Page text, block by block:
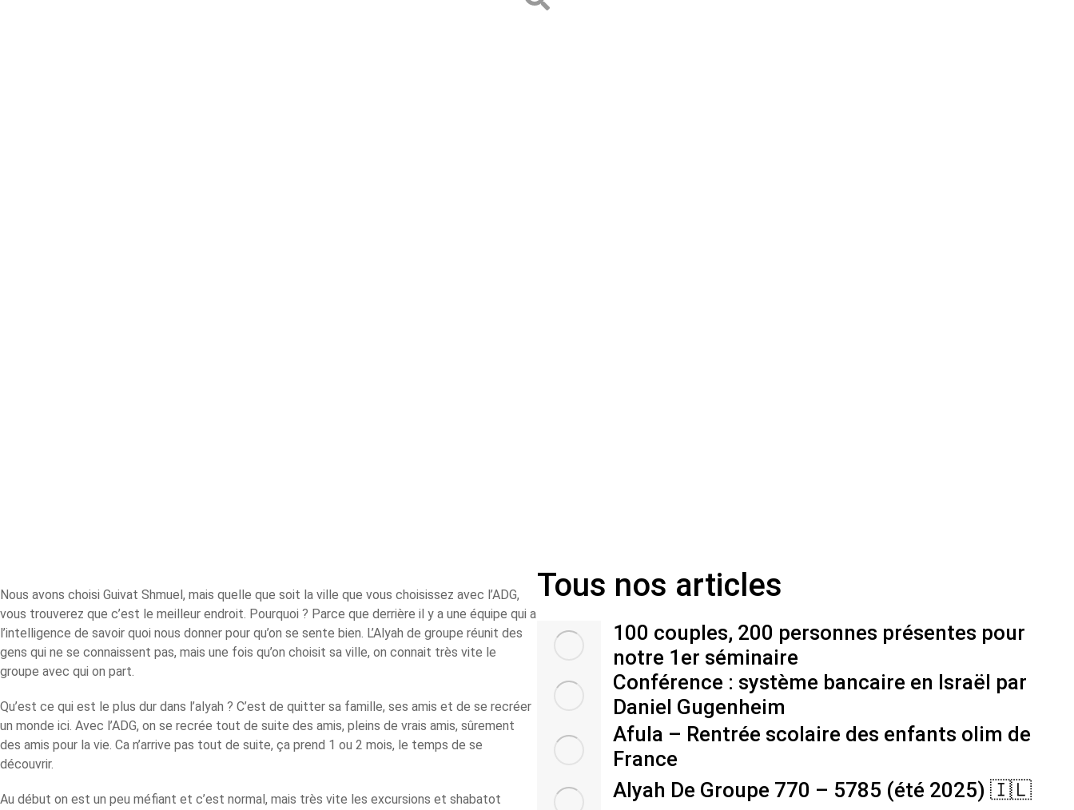
Nous avons choisi Guivat Shmuel, mais quelle que soit la ville que vous choisissez avec l’ADG,
vous trouverez que c’est le meilleur endroit. Pourquoi ? Parce que derrière il y a une équipe qui a
l’intelligence de savoir quoi nous donner pour qu’on se sente bien. L’Alyah de groupe réunit des
gens qui ne se connaissent pas, mais une fois qu’on choisit sa ville, on connait très vite le
groupe avec qui on part.
Qu’est ce qui est le plus dur dans l’alyah ? C’est de quitter sa famille, ses amis et de se recréer
un monde ici. Avec l’ADG, on se recrée tout de suite des amis, pleins de vrais amis, sûrement
des amis pour la vie. Ca n’arrive pas tout de suite, ça prend 1 ou 2 mois, le temps de se
découvrir.
Au début on est un peu méfiant et c’est normal, mais très vite les excursions et shabatot
Tous nos articles
100 couples, 200 personnes présentes pour
notre 1er séminaire
Conférence : système bancaire en Israël par
Daniel Gugenheim
Afula – Rentrée scolaire des enfants olim de
France
Alyah De Groupe 770 – 5785 (été 2025) 🇮🇱